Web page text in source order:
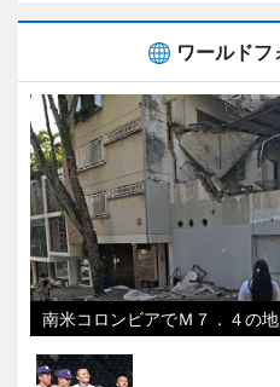
ワールドフ
南米コロンビアでＭ７．４の